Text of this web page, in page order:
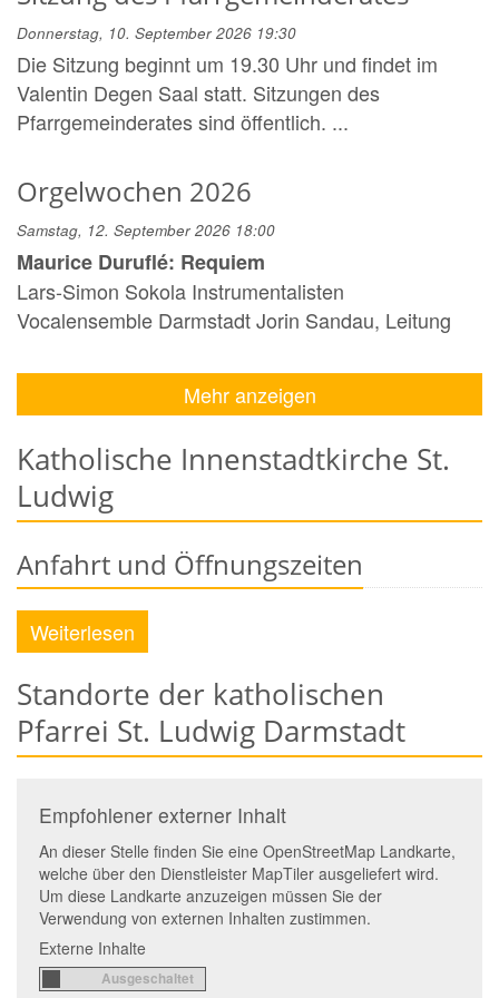
Donnerstag, 10. September 2026 19:30
Die Sitzung beginnt um 19.30 Uhr und findet im
Valentin Degen Saal statt. Sitzungen des
Pfarrgemeinderates sind öffentlich. ...
Orgelwochen 2026
Samstag, 12. September 2026 18:00
Maurice Duruflé: Requiem
Lars-Simon Sokola Instrumentalisten
Vocalensemble Darmstadt Jorin Sandau, Leitung
Mehr anzeigen
Katholische Innenstadtkirche St.
Ludwig
Anfahrt und Öffnungszeiten
Weiterlesen
Standorte der katholischen
Pfarrei St. Ludwig Darmstadt
Empfohlener externer Inhalt
An dieser Stelle finden Sie eine OpenStreetMap Landkarte,
welche über den Dienstleister MapTiler ausgeliefert wird.
Um diese Landkarte anzuzeigen müssen Sie der
Verwendung von externen Inhalten zustimmen.
Externe Inhalte